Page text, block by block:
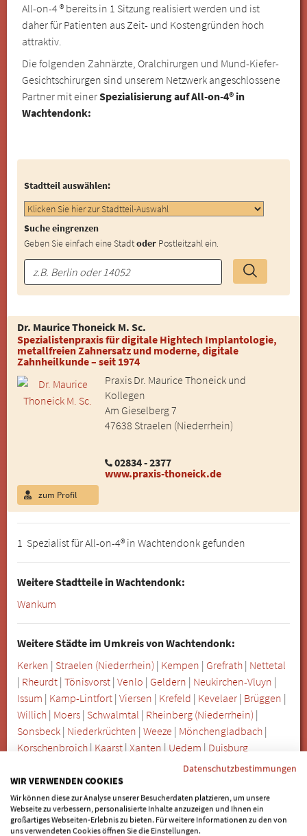
All-on-4 ® bereits in 1 Sitzung realisiert werden und ist
daher für Patienten aus Zeit- und Kostengründen hoch
attraktiv.
Die folgenden Zahnärzte, Oralchirurgen und Mund-Kiefer-
Gesichtschirurgen sind unserem Netzwerk angeschlossene
Partner mit einerSpezialisierung auf All-on-4® in
Wachtendonk:
Stadtteil auswählen:
Suche eingrenzen
Geben Sie einfach eine Stadtoder Postleitzahl ein.
Dr. Maurice Thoneick M. Sc.
Spezialistenpraxis für digitale Hightech Implantologie,
metallfreien Zahnersatz und moderne, digitale
Zahnheilkunde – seit 1974
Praxis Dr. Maurice Thoneick und
Kollegen
Am Gieselberg 7
47638 Straelen (Niederrhein)
02834 - 2377
www.praxis-thoneick.de
zum Profil
1 Spezialist für All-on-4® in Wachtendonk gefunden
Weitere Stadtteile in Wachtendonk:
Wankum
Weitere Städte im Umkreis von Wachtendonk:
Kerken | Straelen (Niederrhein) | Kempen | Grefrath | Nettetal
| Rheurdt | Tönisvorst | Venlo | Geldern | Neukirchen-Vluyn |
Issum | Kamp-Lintfort | Viersen | Krefeld | Kevelaer | Brüggen |
Willich | Moers | Schwalmtal | Rheinberg (Niederrhein) |
Sonsbeck | Niederkrüchten | Weeze | Mönchengladbach |
Korschenbroich | Kaarst | Xanten | Uedem | Duisburg
Die Nobel Biocare Deutschland GmbH ist Inhaberin der
Marke „All-on-4“ für die Bereiche zahnmedizinische
Instrumente, Produkte und Dienstleistungen ist. Konkret:
Datenschutzbestimmungen
WIR VERWENDEN COOKIES
Wir können diese zur Analyse unserer Besucherdaten platzieren, um unsere
Webseite zu verbessern, personalisierte Inhalte anzuzeigen und Ihnen ein
großartiges Webseiten-Erlebnis zu bieten. Für weitere Informationen zu den von
uns verwendeten Cookies öffnen Sie die Einstellungen.